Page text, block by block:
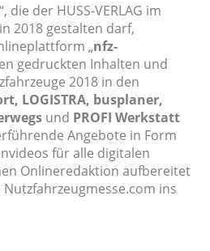
die der HUSS-VERLAG im
2018 gestalten darf,
„nfz-
gedruckten Inhalten und
2018 in den
LOGISTRA, busplaner,
und PROFI Werkstatt
Angebote in Form
für alle digitalen
Onlineredaktion aufbereitet
ins